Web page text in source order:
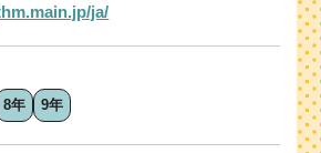
ja/
8年 9年